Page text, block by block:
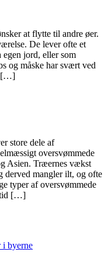
at flytte til andre øer.
De lever ofte et
egen jord, eller som
og måske har svært ved
[…]
store dele af
oversvømmede
Asien. Træernes vækst
derved mangler ilt, og ofte
typer af oversvømmede
tid […]
i byerne